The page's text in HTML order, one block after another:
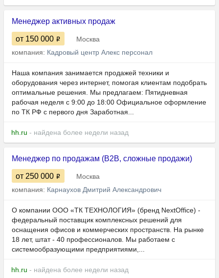
Менеджер активных продаж
от 150 000
Москва
компания: Кадровый центр Алекс персонал
Наша компания занимается продажей техники и
оборудования через интернет, помогая клиентам подобрать
оптимальные решения. Мы предлагаем: Пятидневная
рабочая неделя с 9:00 до 18:00 Официальное оформление
по ТК РФ с первого дня Заработная...
hh.ru - найдена более недели назад
Менеджер по продажам (B2B, сложные продажи)
от 250 000
Москва
компания: Карнаухов Дмитрий Александрович
О компании ООО «ТК ТЕХНОЛОГИЯ» (бренд NextOffice) -
федеральный поставщик комплексных решений для
оснащения офисов и коммерческих пространств. На рынке
18 лет, штат - 40 профессионалов. Мы работаем с
системообразующими предприятиями,...
hh.ru - найдена более недели назад